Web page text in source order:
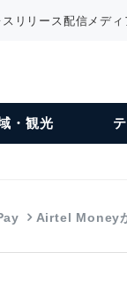
リリース配信メディ
・観光
Airtel Money